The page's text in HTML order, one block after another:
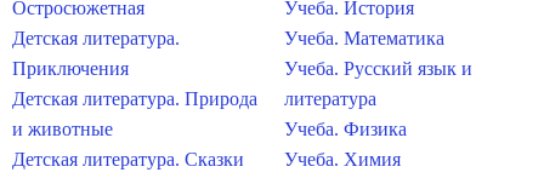
Остросюжетная
Детская литература.
Приключения
Детская литература. Природа
и животные
Детская литература. Сказки
Учеба. История
Учеба. Математика
Учеба. Русский язык и
литература
Учеба. Физика
Учеба. Химия